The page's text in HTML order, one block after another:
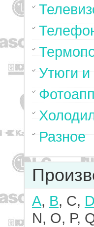
Утюги и
Разное
A, B, C, D
N, O, P,